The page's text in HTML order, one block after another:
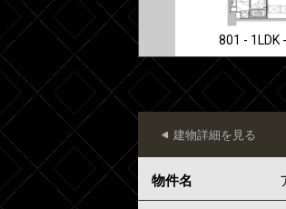
801 - 1LDK
建物詳細を見る
物件名